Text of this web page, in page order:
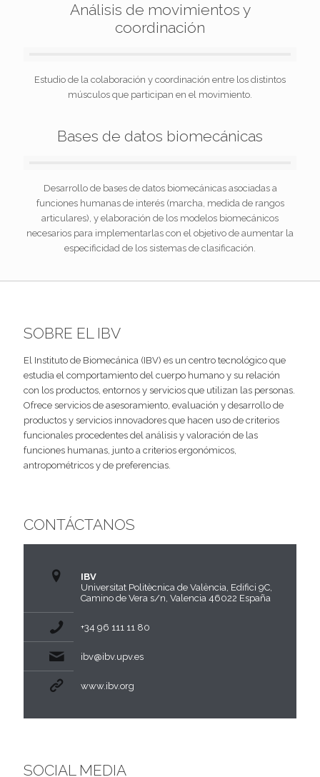
Análisis de movimientos y
coordinación
Estudio de la colaboración y coordinación entre los distintos
músculos que participan en el movimiento.
Bases de datos biomecánicas
Desarrollo de bases de datos biomecánicas asociadas a
funciones humanas de interés (marcha, medida de rangos
articulares), y elaboración de los modelos biomecánicos
necesarios para implementarlas con el objetivo de aumentar la
especificidad de los sistemas de clasificación.
SOBRE EL IBV
El Instituto de Biomecánica (IBV) es un centro tecnológico que
estudia el comportamiento del cuerpo humano y su relación
con los productos, entornos y servicios que utilizan las personas.
Ofrece servicios de asesoramiento, evaluación y desarrollo de
productos y servicios innovadores que hacen uso de criterios
funcionales procedentes del análisis y valoración de las
funciones humanas, junto a criterios ergonómicos,
antropométricos y de preferencias.
CONTÁCTANOS
IBV
Universitat Politècnica de València, Edifici 9C,
Camino de Vera s/n, Valencia 46022 España
+34 96 111 11 80
ibv@ibv.upv.es
www.ibv.org
SOCIAL MEDIA